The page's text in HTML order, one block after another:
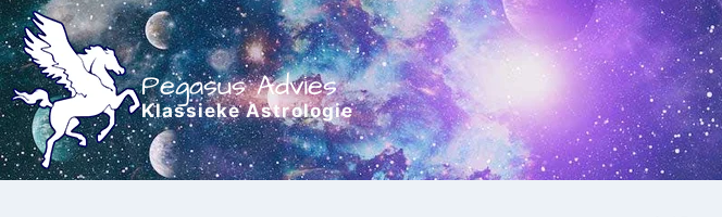
Doorgaan
naar
inhoud
Pegasus Advies
Klassieke Astrologie